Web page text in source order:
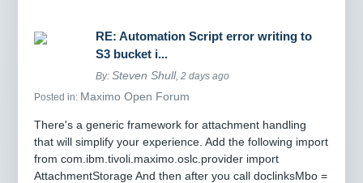
RE: Automation Script error writing to
S3 bucket i...
By:Steven Shull, 2 days ago
Posted in: Maximo Open Forum
There's a generic framework for attachment handling
that will simplify your experience. Add the following import
from com.ibm.tivoli.maximo.oslc.provider import
AttachmentStorage And then after you call doclinksMbo =